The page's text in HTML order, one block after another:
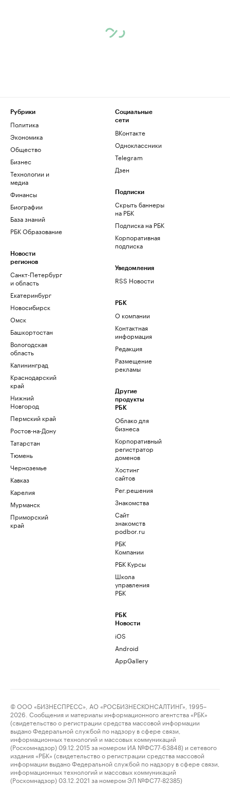
Рубрики
Политика
Экономика
Общество
Бизнес
Технологии и
медиа
Финансы
Биографии
База знаний
РБК Образование
Новости
регионов
Санкт-Петербург
и область
Екатеринбург
Новосибирск
Омск
Башкортостан
Вологодская
область
Калининград
Краснодарский
край
Нижний
Новгород
Пермский край
Ростов-на-Дону
Татарстан
Тюмень
Черноземье
Кавказ
Карелия
Мурманск
Приморский
край
Социальные
сети
ВКонтакте
Одноклассники
Telegram
Дзен
Подписки
Скрыть баннеры
на РБК
Подписка на РБК
Корпоративная
подписка
Уведомления
RSS Новости
РБК
О компании
Контактная
информация
Редакция
Размещение
рекламы
Другие
продукты
РБК
Облако для
бизнеса
Корпоративный
регистратор
доменов
Хостинг
сайтов
Рег.решения
Знакомства
Сайт
знакомств
podbor.ru
РБК
Компании
РБК Курсы
Школа
управления
РБК
РБК
Новости
iOS
Android
AppGallery
© ООО «БИЗНЕСПРЕСС», АО «РОСБИЗНЕСКОНСАЛТИНГ», 1995–
2026. Сообщения и материалы информационного агентства «РБК»
(свидетельство о регистрации средства массовой информации
выдано Федеральной службой по надзору в сфере связи,
информационных технологий и массовых коммуникаций
(Роскомнадзор) 09.12.2015 за номером ИА №ФС77-63848) и сетевого
издания «РБК» (свидетельство о регистрации средства массовой
информации выдано Федеральной службой по надзору в сфере связи,
информационных технологий и массовых коммуникаций
(Роскомнадзор) 03.12.2021 за номером ЭЛ №ФС77-82385)